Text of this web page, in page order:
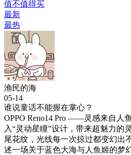
值不值得买
最新
最热
渔民的海
05-14
谁说童话不能握在掌心？
OPPO Reno14 Pro ——灵感来自人
入“灵动星瞳”设计，带来超魅力的
尾花纹，光线每一次掠过都变幻出
述一场关于蓝色大海与人鱼姬的梦